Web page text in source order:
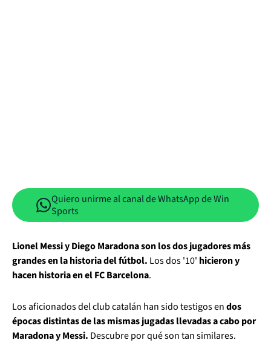
Quiero unirme al canal de WhatsApp de Win
Sports
Lionel Messi y Diego Maradona son los dos jugadores más
grandes en la historia del fútbol. Los dos '10' hicieron y
hacen historia en el FC Barcelona.
Los aficionados del club catalán han sido testigos endos
épocas distintas de las mismas jugadas llevadas a cabo por
Maradona y Messi. Descubre por qué son tan similares.